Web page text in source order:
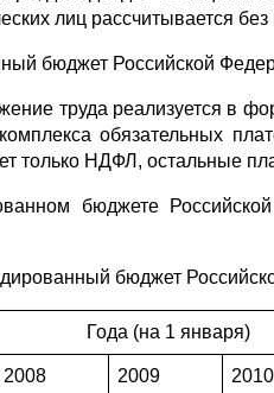
лиц рассчитывается
бюджет Российской
труда реализуется в
обязательных
только НДФЛ, остальные
бюджете
бюджет
Года (на 1 января)
2008 2009 2010